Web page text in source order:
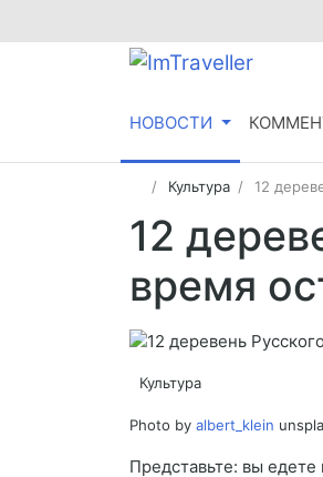
НОВОСТИ
Культура 12
12
время
Культура
Photo by albert_klein
Представьте: вы едете